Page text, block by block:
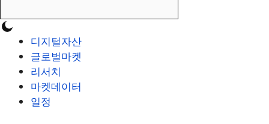
디지털자산
글로벌마켓
리서치
마켓데이터
일정